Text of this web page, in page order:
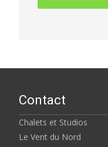
Contact
Chalets et Studios
Le Vent du Nord